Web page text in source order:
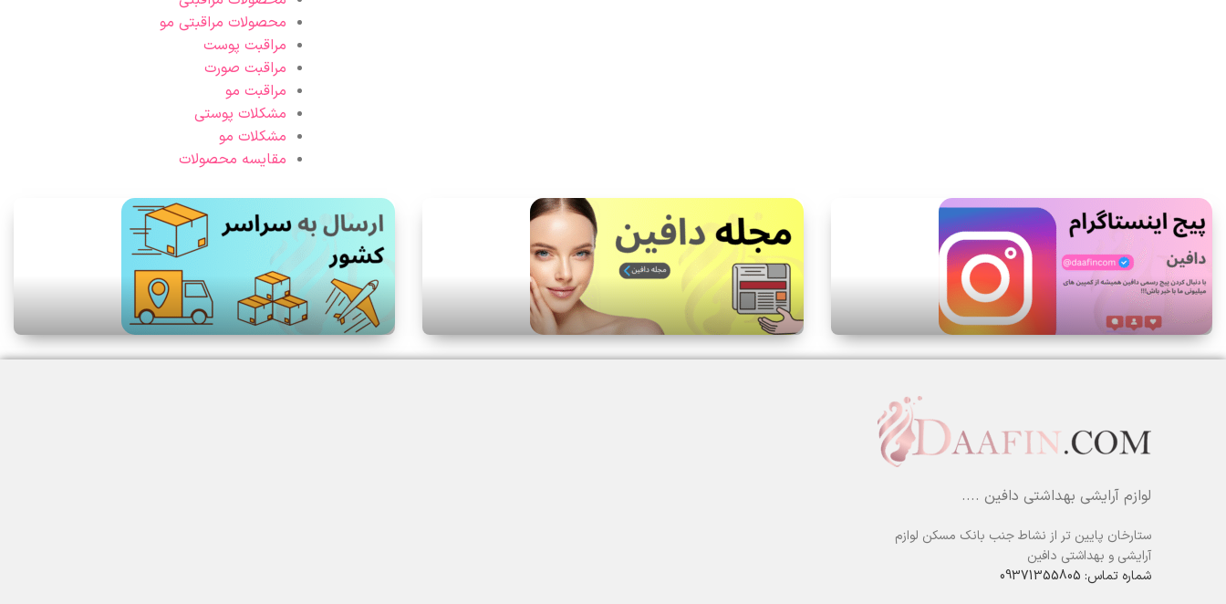
محصولات مراقبتی مو
مراقبت پوست
مراقبت صورت
مراقبت مو
مشکلات پوستی
مشکلات مو
مقایسه محصولات
لوازم آرایشی بهداشتی دافین ....
ستارخان پایین تر از نشاط جنب بانک مسکن لوازم
آرایشی و بهداشتی دافین
شماره تماس: 09371355805